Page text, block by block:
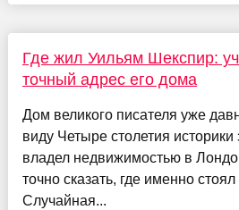
Где жил Уильям Шекспир:
точный адрес его дома
Дом великого писателя уже
виду Четыре столетия
владел недвижимостью в
точно сказать, где именно
Случайная...